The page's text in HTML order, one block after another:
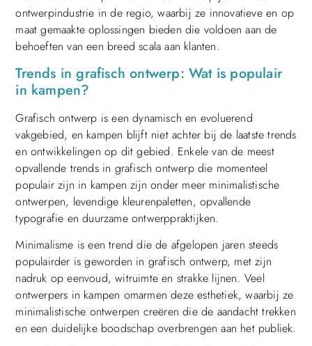
ontwerpindustrie in de regio, waarbij ze innovatieve en op
maat gemaakte oplossingen bieden die voldoen aan de
behoeften van een breed scala aan klanten.
Trends in grafisch ontwerp: Wat is populair
in kampen?
Grafisch ontwerp is een dynamisch en evoluerend
vakgebied, en kampen blijft niet achter bij de laatste trends
en ontwikkelingen op dit gebied. Enkele van de meest
opvallende trends in grafisch ontwerp die momenteel
populair zijn in kampen zijn onder meer minimalistische
ontwerpen, levendige kleurenpaletten, opvallende
typografie en duurzame ontwerppraktijken.
Minimalisme is een trend die de afgelopen jaren steeds
populairder is geworden in grafisch ontwerp, met zijn
nadruk op eenvoud, witruimte en strakke lijnen. Veel
ontwerpers in kampen omarmen deze esthetiek, waarbij ze
minimalistische ontwerpen creëren die de aandacht trekken
en een duidelijke boodschap overbrengen aan het publiek.